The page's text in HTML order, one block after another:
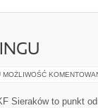
MOŻLIWOŚĆ
Sieraków to punkt